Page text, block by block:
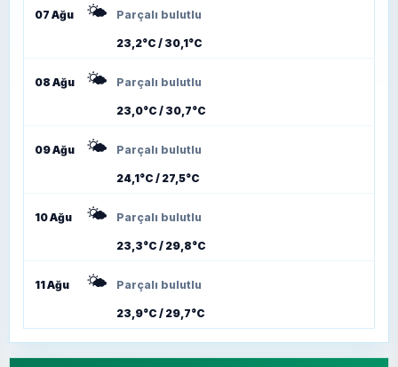
07 Ağu 🌤️ Parçalı bulutlu
23,2°C / 30,1°C
08 Ağu 🌤️ Parçalı bulutlu
23,0°C / 30,7°C
09 Ağu 🌤️ Parçalı bulutlu
24,1°C / 27,5°C
10 Ağu 🌤️ Parçalı bulutlu
23,3°C / 29,8°C
11 Ağu 🌤️ Parçalı bulutlu
23,9°C / 29,7°C